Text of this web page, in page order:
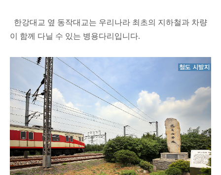
한강대교 옆 동작대교는 우리나라 최초의 지하철과 차량
이 함께 다닐 수 있는 병용다리입니다.